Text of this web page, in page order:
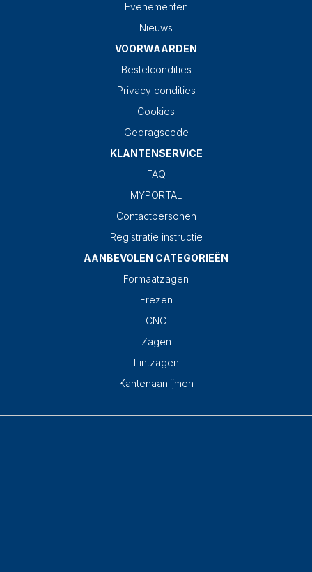
Evenementen
Nieuws
VOORWAARDEN
Bestelcondities
Privacy condities
Cookies
Gedragscode
KLANTENSERVICE
FAQ
MYPORTAL
Contactpersonen
Registratie instructie
AANBEVOLEN CATEGORIEËN
Formaatzagen
Frezen
CNC
Zagen
Lintzagen
Kantenaanlijmen